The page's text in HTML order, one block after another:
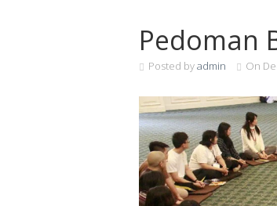
Pedoman
Posted byadmin On